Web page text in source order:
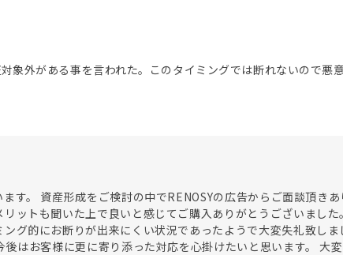
象外がある事を言われた。このタイミングでは断れないので悪
す。 資産形成をご検討の中でRENOSYの広告からご面談頂きあ
ットも聞いた上で良いと感じてご購入ありがとうございまし
グ的にお断りが出来にくい状況であったようで大変失礼致し
はお客様に更に寄り添った対応を心掛けたいと思います。 大